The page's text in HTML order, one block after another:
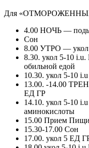
Для
4.00 НОЧЬ —
Сон
8.00 УТРО —
8.30. укол 5-10
обильной едой
10.30. укол 5-10
13.00. -14.00
ЕД ГР
14.10. укол 5-10
аминокислоты
15.00 Прием Пищи
15.30-17.00 Сон
17.00. укол 5 ЕД